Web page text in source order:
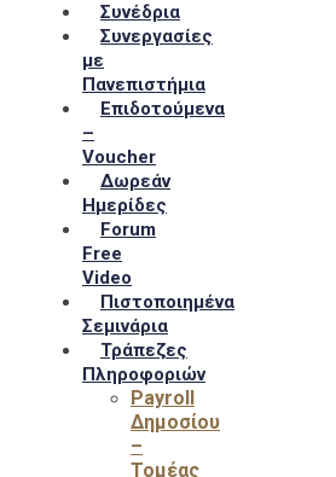
Συνέδρια
Συνεργασίες
με
Πανεπιστήμια
Επιδοτούμενα
–
Voucher
Δωρεάν
Ημερίδες
Forum
Free
Video
Πιστοποιημένα
Σεμινάρια
Τράπεζες
Πληροφοριών
Payroll
Δημοσίου
–
Τομέας